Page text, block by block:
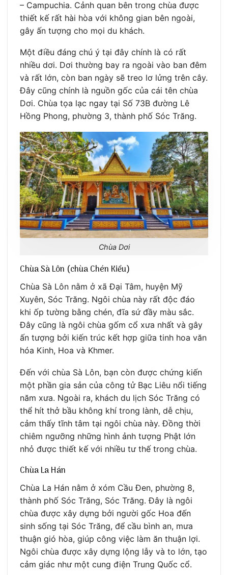
– Campuchia. Cảnh quan bên trong chùa được
thiết kế rất hài hòa với không gian bên ngoài,
gây ấn tượng cho mọi du khách.
Một điều đáng chú ý tại đây chính là có rất
nhiều dơi. Dơi thường bay ra ngoài vào ban đêm
và rất lớn, còn ban ngày sẽ treo lơ lửng trên cây.
Đây cũng chính là nguồn gốc của cái tên chùa
Dơi. Chùa tọa lạc ngay tại Số 73B đường Lê
Hồng Phong, phường 3, thành phố Sóc Trăng.
Chùa Dơi
Chùa Sà Lôn (chùa Chén Kiểu)
Chùa Sà Lôn nằm ở xã Đại Tâm, huyện Mỹ
Xuyên, Sóc Trăng. Ngôi chùa này rất độc đáo
khi ốp tường bằng chén, đĩa sứ đầy màu sắc.
Đây cũng là ngôi chùa gốm cổ xưa nhất và gây
ấn tượng bởi kiến trúc kết hợp giữa tinh hoa văn
hóa Kinh, Hoa và Khmer.
Đến với chùa Sà Lôn, bạn còn được chứng kiến
một phần gia sản của công tử Bạc Liêu nổi tiếng
năm xưa. Ngoài ra, khách du lịch Sóc Trăng có
thể hít thở bầu không khí trong lành, dễ chịu,
cảm thấy tĩnh tâm tại ngôi chùa này. Đồng thời
chiêm ngưỡng những hình ảnh tượng Phật lớn
nhỏ được thiết kế với nhiều tư thế trong chùa.
Chùa La Hán
Chùa La Hán nằm ở xóm Cầu Đen, phường 8,
thành phố Sóc Trăng, Sóc Trăng. Đây là ngôi
chùa được xây dựng bởi người gốc Hoa đến
sinh sống tại Sóc Trăng, để cầu bình an, mưa
thuận gió hòa, giúp công việc làm ăn thuận lợi.
Ngôi chùa được xây dựng lộng lẫy và to lớn, tạo
cảm giác như một cung điện Trung Quốc cổ.